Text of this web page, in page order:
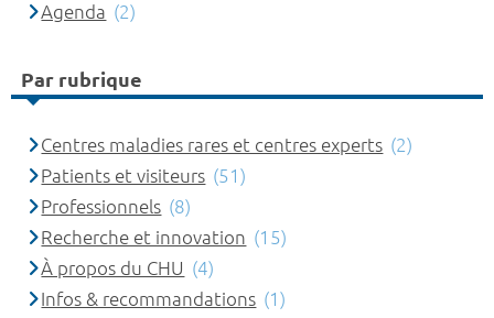
Agenda (2)
Par rubrique
Centres maladies rares et centres experts (2)
Patients et visiteurs (51)
Professionnels (8)
Recherche et innovation (15)
À propos du CHU (4)
Infos & recommandations (1)